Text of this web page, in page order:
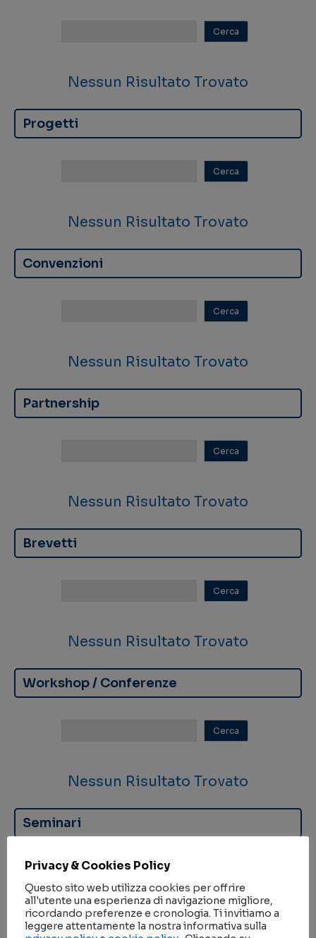
Nessun Risultato Trovato
Progetti
Nessun Risultato Trovato
Convenzioni
Nessun Risultato Trovato
Partnership
Nessun Risultato Trovato
Brevetti
Nessun Risultato Trovato
Workshop / Conferenze
Nessun Risultato Trovato
Seminari
Nessun Risultato Trovato
Privacy & Cookies Policy
Questo sito web utilizza cookies per offrire
all'utente una esperienza di navigazione migliore,
ricordando preferenze e cronologia. Ti invitiamo a
leggere attentamente la nostra informativa sulla